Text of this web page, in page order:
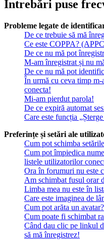
Întrebări puse
Probleme legate de
De ce trebuie să mă
Ce este COPPA?
De ce nu mă pot
M-am înregistrat și nu
De ce nu mă pot
În urmă cu ceva timp
conecta!
Mi-am pierdut parola!
De ce expiră automat
Care este funcția
Preferințe și setări ale
Cum pot schimba
Cum pot împiedica
listele utilizatorilor
Ora în forumuri nu este
Am schimbat fusul orar
Limba mea nu este în
Care este imaginea de
Cum pot arăta un avatar?
Cum poate fi schimbat
Când dau clic pe linkul
să mă înregistrez!